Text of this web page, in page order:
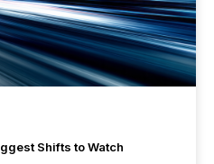
Shifts to Watch